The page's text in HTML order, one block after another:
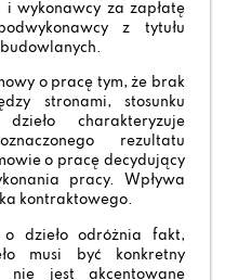
wykonawcy za zapłatę
z tytułu
o pracę tym, że brak
stronami, stosunku
charakteryzuje
rezultatu
o pracę decydujący
pracy. Wpływa
kontraktowego.
dzieło odróżnia fakt,
musi być konkretny
jest akcentowane